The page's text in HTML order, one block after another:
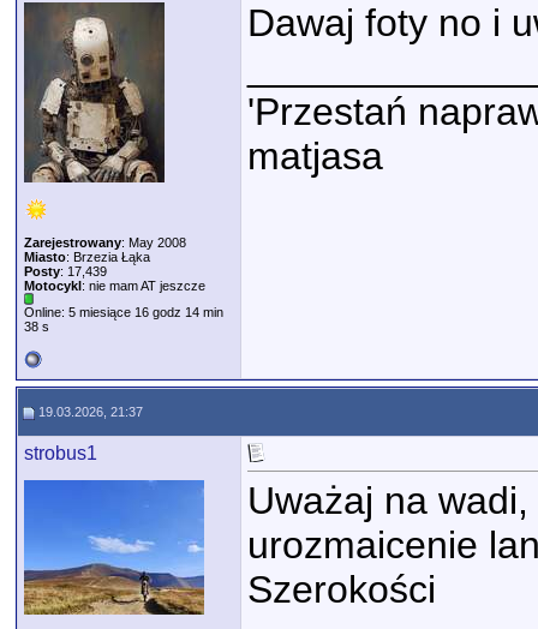
Zarejestrowany: May 2008
Miasto: Brzezia Łąka
Posty: 17,439
Motocykl: nie mam AT jeszcze
Online: 5 miesiące 16 godz 14 min
38 s
Dawaj foty no i
'Przestań
matjasa
19.03.2026, 21:37
strobus1
Uważaj na
urozmaicenie
Szerokości